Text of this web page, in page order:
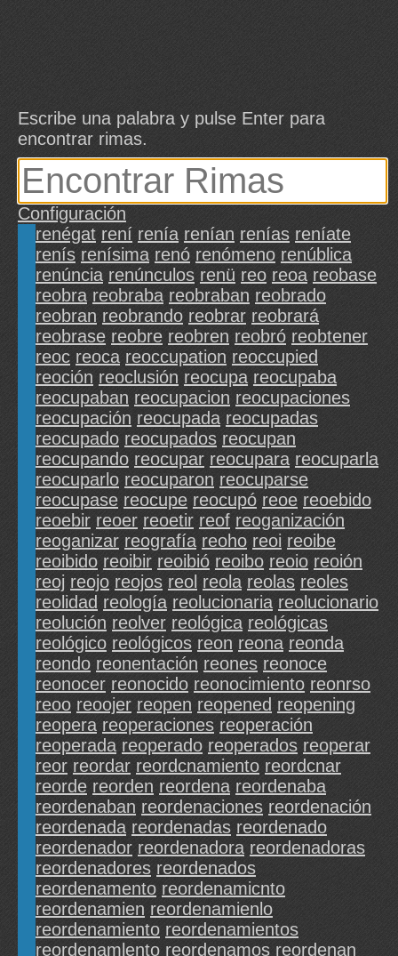
Escribe una palabra y pulse Enter para
encontrar rimas.
Configuración
renégat rení renía renían renías reníate
renís renísima renó renómeno renública
renúncia renúnculos renü reo reoa reobase
reobra reobraba reobraban reobrado
reobran reobrando reobrar reobrará
reobrase reobre reobren reobró reobtener
reoc reoca reoccupation reoccupied
reoción reoclusión reocupa reocupaba
reocupaban reocupacion reocupaciones
reocupación reocupada reocupadas
reocupado reocupados reocupan
reocupando reocupar reocupara reocuparla
reocuparlo reocuparon reocuparse
reocupase reocupe reocupó reoe reoebido
reoebir reoer reoetir reof reoganización
reoganizar reografía reoho reoi reoibe
reoibido reoibir reoibió reoibo reoio reoión
reoj reojo reojos reol reola reolas reoles
reolidad reología reolucionaria reolucionario
reolución reolver reológica reológicas
reológico reológicos reon reona reonda
reondo reonentación reones reonoce
reonocer reonocido reonocimiento reonrso
reoo reoojer reopen reopened reopening
reopera reoperaciones reoperación
reoperada reoperado reoperados reoperar
reor reordar reordcnamiento reordcnar
reorde reorden reordena reordenaba
reordenaban reordenaciones reordenación
reordenada reordenadas reordenado
reordenador reordenadora reordenadoras
reordenadores reordenados
reordenamento reordenamicnto
reordenamien reordenamienlo
reordenamiento reordenamientos
reordenamlento reordenamos reordenan